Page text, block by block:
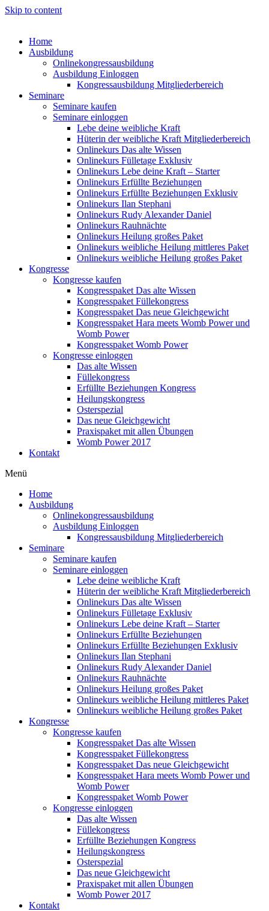
Skip to content
Home
Ausbildung
Onlinekongressausbildung
Ausbildung Einloggen
Kongressausbildung Mitgliederbereich
Seminare
Seminare kaufen
Seminare einloggen
Lebe deine weibliche Kraft
Hüterin der weibliche Kraft Mitgliederbereich
Onlinekurs Das alte Wissen
Onlinekurs Fülletage Exklusiv
Onlinekurs Lebe deine Kraft – Starter
Onlinekurs Erfüllte Beziehungen
Onlinekurs Erfüllte Beziehungen Exklusiv
Onlinekurs Ilan Stephani
Onlinekurs Rudy Alexander Daniel
Onlinekurs Rauhnächte
Onlinekurs Heilung großes Paket
Onlinekurs weibliche Heilung mittleres Paket
Onlinekurs weibliche Heilung großes Paket
Kongresse
Kongresse kaufen
Kongresspaket Das alte Wissen
Kongresspaket Füllekongress
Kongresspaket Das neue Gleichgewicht
Kongresspaket Hara meets Womb Power und
Womb Power
Kongresspaket Womb Power
Kongresse einloggen
Das alte Wissen
Füllekongress
Erfüllte Beziehungen Kongress
Heilungskongress
Osterspezial
Das neue Gleichgewicht
Praxispaket mit allen Übungen
Womb Power 2017
Kontakt
Menü
Home
Ausbildung
Onlinekongressausbildung
Ausbildung Einloggen
Kongressausbildung Mitgliederbereich
Seminare
Seminare kaufen
Seminare einloggen
Lebe deine weibliche Kraft
Hüterin der weibliche Kraft Mitgliederbereich
Onlinekurs Das alte Wissen
Onlinekurs Fülletage Exklusiv
Onlinekurs Lebe deine Kraft – Starter
Onlinekurs Erfüllte Beziehungen
Onlinekurs Erfüllte Beziehungen Exklusiv
Onlinekurs Ilan Stephani
Onlinekurs Rudy Alexander Daniel
Onlinekurs Rauhnächte
Onlinekurs Heilung großes Paket
Onlinekurs weibliche Heilung mittleres Paket
Onlinekurs weibliche Heilung großes Paket
Kongresse
Kongresse kaufen
Kongresspaket Das alte Wissen
Kongresspaket Füllekongress
Kongresspaket Das neue Gleichgewicht
Kongresspaket Hara meets Womb Power und
Womb Power
Kongresspaket Womb Power
Kongresse einloggen
Das alte Wissen
Füllekongress
Erfüllte Beziehungen Kongress
Heilungskongress
Osterspezial
Das neue Gleichgewicht
Praxispaket mit allen Übungen
Womb Power 2017
Kontakt